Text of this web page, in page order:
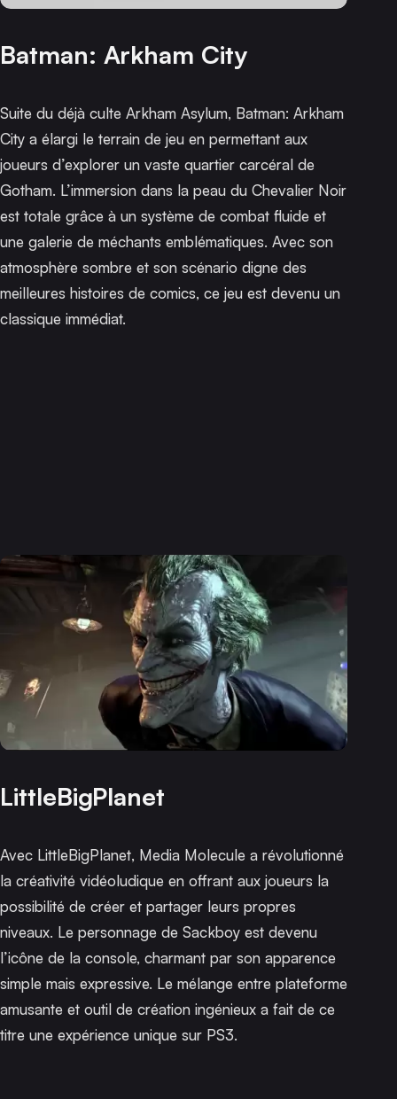
Batman: Arkham City
Suite du déjà culte Arkham Asylum, Batman: Arkham
City a élargi le terrain de jeu en permettant aux
joueurs d’explorer un vaste quartier carcéral de
Gotham. L’immersion dans la peau du Chevalier Noir
est totale grâce à un système de combat fluide et
une galerie de méchants emblématiques. Avec son
atmosphère sombre et son scénario digne des
meilleures histoires de comics, ce jeu est devenu un
classique immédiat.
LittleBigPlanet
Avec LittleBigPlanet, Media Molecule a révolutionné
la créativité vidéoludique en offrant aux joueurs la
possibilité de créer et partager leurs propres
niveaux. Le personnage de Sackboy est devenu
l’icône de la console, charmant par son apparence
simple mais expressive. Le mélange entre plateforme
amusante et outil de création ingénieux a fait de ce
titre une expérience unique sur PS3.